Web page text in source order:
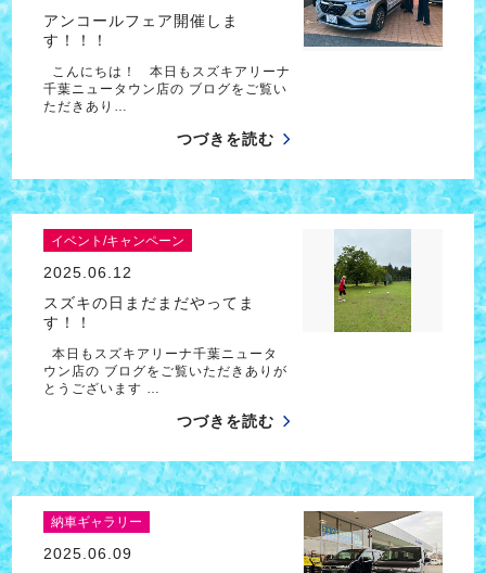
アンコールフェア開催しま
す！！！
こんにちは！ 本日もスズキアリーナ
千葉ニュータウン店の ブログをご覧い
ただきあり…
つづきを読む
イベント/キャンペーン
2025.06.12
スズキの日まだまだやってま
す！！
本日もスズキアリーナ千葉ニュータ
ウン店の ブログをご覧いただきありが
とうございます …
つづきを読む
納車ギャラリー
2025.06.09